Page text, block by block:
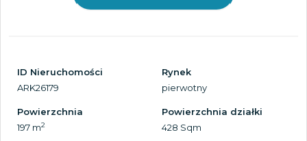
ID Nieruchomości
ARK26179
Rynek
pierwotny
Powierzchnia
197 m2
Powierzchnia działki
428 Sqm